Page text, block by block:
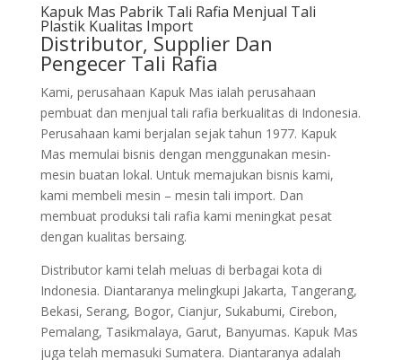
Kapuk Mas Pabrik Tali Rafia Menjual Tali
Plastik Kualitas Import
Distributor, Supplier Dan
Pengecer Tali Rafia
Kami, perusahaan Kapuk Mas ialah perusahaan
pembuat dan menjual tali rafia berkualitas di Indonesia.
Perusahaan kami berjalan sejak tahun 1977. Kapuk
Mas memulai bisnis dengan menggunakan mesin-
mesin buatan lokal. Untuk memajukan bisnis kami,
kami membeli mesin – mesin tali import. Dan
membuat produksi tali rafia kami meningkat pesat
dengan kualitas bersaing.
Distributor kami telah meluas di berbagai kota di
Indonesia. Diantaranya melingkupi Jakarta, Tangerang,
Bekasi, Serang, Bogor, Cianjur, Sukabumi, Cirebon,
Pemalang, Tasikmalaya, Garut, Banyumas. Kapuk Mas
juga telah memasuki Sumatera. Diantaranya adalah